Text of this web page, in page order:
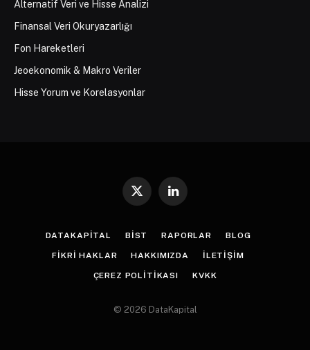
Alternatif Veri ve Hisse Analizi
Finansal Veri Okuryazarlığı
Fon Hareketleri
Jeoekonomik & Makro Veriler
Hisse Yorum ve Korelasyonlar
X
LinkedIn
DATAKAPITAL BIST RAPORLAR BLOG
FIKRI HAKLAR HAKKIMIZDA İLETIŞIM
ÇEREZ POLITIKASI KVKK
© 2026 DataKapital